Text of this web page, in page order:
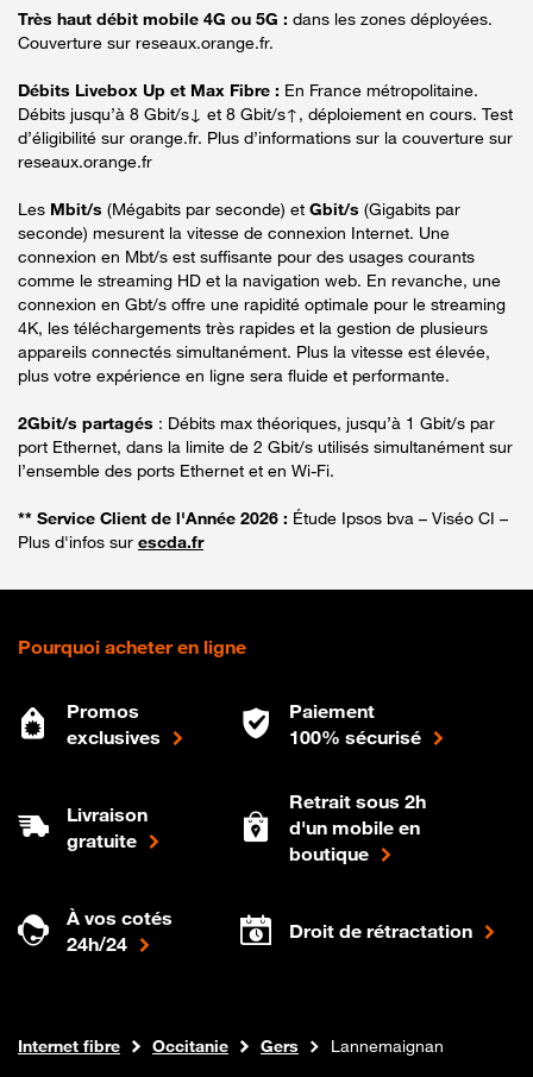
Très haut débit mobile 4G ou 5G : dans les zones déployées.
Couverture sur reseaux.orange.fr.
Débits Livebox Up et Max Fibre : En France métropolitaine.
Débits jusqu’à 8 Gbit/s↓ et 8 Gbit/s↑, déploiement en cours. Test
d’éligibilité sur orange.fr. Plus d’informations sur la couverture sur
reseaux.orange.fr
Les Mbit/s (Mégabits par seconde) et Gbit/s (Gigabits par
seconde) mesurent la vitesse de connexion Internet. Une
connexion en Mbt/s est suffisante pour des usages courants
comme le streaming HD et la navigation web. En revanche, une
connexion en Gbt/s offre une rapidité optimale pour le streaming
4K, les téléchargements très rapides et la gestion de plusieurs
appareils connectés simultanément. Plus la vitesse est élevée,
plus votre expérience en ligne sera fluide et performante.
2Gbit/s partagés : Débits max théoriques, jusqu’à 1 Gbit/s par
port Ethernet, dans la limite de 2 Gbit/s utilisés simultanément sur
l’ensemble des ports Ethernet et en Wi-Fi.
** Service Client de l'Année 2026 : Étude Ipsos bva – Viséo CI –
Plus d'infos sur escda.fr
Pourquoi acheter en ligne
Promos
exclusives
Paiement
100% sécurisé
Livraison
gratuite
Retrait sous 2h
d'un mobile en
boutique
À vos cotés
24h/24
Droit de rétractation
Boutique Orange
Internet fibre Occitanie Gers Lannemaignan